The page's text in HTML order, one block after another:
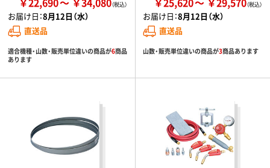
お届け日：8月12日（水）
直送品
適合機種・山数・販売単位違いの商品が6商品
あります
お届け日：8月12日（水）
直送品
山数・販売単位違いの商品が3商品あります